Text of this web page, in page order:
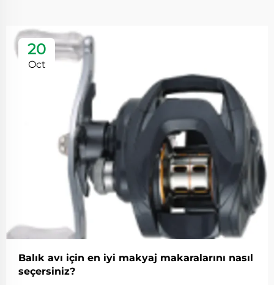
20
Oct
Balık avı için en iyi makyaj makaralarını nasıl
seçersiniz?